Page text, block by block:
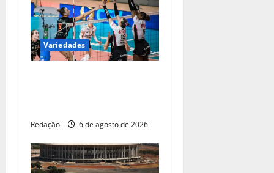
Variedades
Redação 6 de agosto de 2026